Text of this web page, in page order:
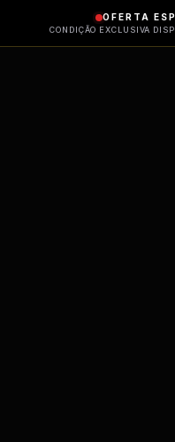
OFERTA
CONDIÇÃO EXCLUSIVA